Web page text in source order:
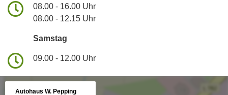
08.00 - 16.00 Uhr
08.00 - 12.15 Uhr
Samstag
09.00 - 12.00 Uhr
Autohaus W. Pepping